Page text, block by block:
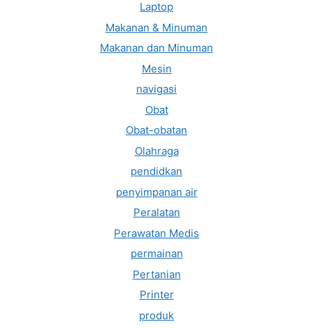
Laptop
Makanan & Minuman
Makanan dan Minuman
Mesin
navigasi
Obat
Obat-obatan
Olahraga
pendidkan
penyimpanan air
Peralatan
Perawatan Medis
permainan
Pertanian
Printer
produk